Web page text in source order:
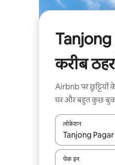
करीब
Airbnb पर छुट्टियों
घर और बहुत कुछ
लोकेशन
नतीजों के उपलब्ध
चेक इन